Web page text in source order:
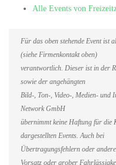
Alle Events von
Für das oben stehende Event ist
(siehe Firmenkontakt oben)
verantwortlich. Dieser ist in der
sowie der angehängten
Bild-, Ton-, Video-, Medien- und
Network GmbH
übernimmt keine Haftung für die
dargestellten Events. Auch bei
Übertragungsfehlern oder
Vorsatz oder grober